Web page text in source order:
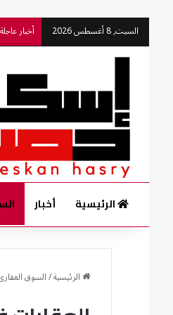
السبت, 8 أغسطس 2026 أخبار عاجلة
الرئيسية أخبار
الرئيسية/السوق